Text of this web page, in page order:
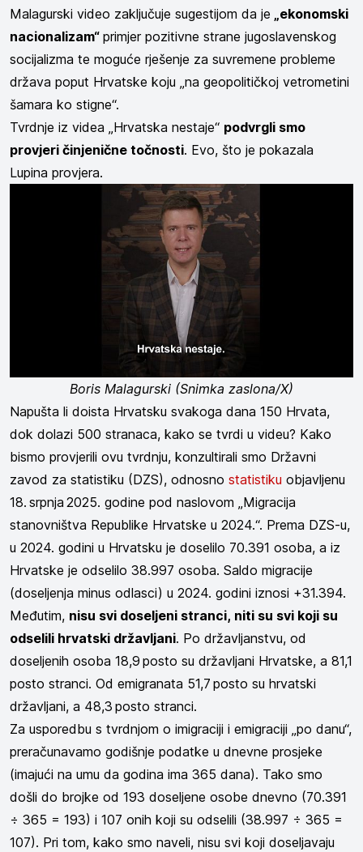
Malagurski video zaključuje sugestijom da je „ekonomski
nacionalizam“ primjer pozitivne strane jugoslavenskog
socijalizma te moguće rješenje za suvremene probleme
država poput Hrvatske koju „na geopolitičkoj vetrometini
šamara ko stigne“.
Tvrdnje iz videa „Hrvatska nestaje“ podvrgli smo
provjeri činjenične točnosti. Evo, što je pokazala
Lupina provjera.
Boris Malagurski (Snimka zaslona/X)
Napušta li doista Hrvatsku svakoga dana 150 Hrvata,
dok dolazi 500 stranaca, kako se tvrdi u videu? Kako
bismo provjerili ovu tvrdnju, konzultirali smo Državni
zavod za statistiku (DZS), odnosno statistiku objavljenu
18. srpnja 2025. godine pod naslovom „Migracija
stanovništva Republike Hrvatske u 2024.“. Prema DZS-u,
u 2024. godini u Hrvatsku je doselilo 70.391 osoba, a iz
Hrvatske je odselilo 38.997 osoba. Saldo migracije
(doseljenja minus odlasci) u 2024. godini iznosi +31.394.
Međutim, nisu svi doseljeni stranci, niti su svi koji su
odselili hrvatski državljani. Po državljanstvu, od
doseljenih osoba 18,9 posto su državljani Hrvatske, a 81,1
posto stranci. Od emigranata 51,7 posto su hrvatski
državljani, a 48,3 posto stranci.
Za usporedbu s tvrdnjom o imigraciji i emigraciji „po danu“,
preračunavamo godišnje podatke u dnevne prosjeke
(imajući na umu da godina ima 365 dana). Tako smo
došli do brojke od 193 doseljene osobe dnevno (70.391
÷ 365 = 193) i 107 onih koji su odselili (38.997 ÷ 365 =
107). Pri tom, kako smo naveli, nisu svi koji doseljavaju